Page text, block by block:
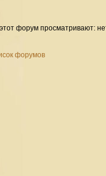
форум просматривают:
форумов